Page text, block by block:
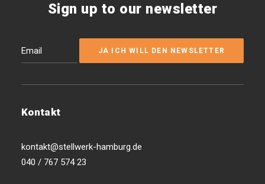
Sign up to our newsletter
Kontakt
kontakt@stellwerk-hamburg.de
040 / 767 574 23